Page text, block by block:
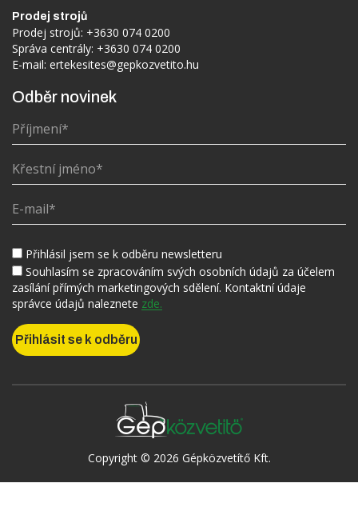
Prodej strojů
Prodej strojů: +3630 074 0200
Správa centrály: +3630 074 0200
E-mail: ertekesites@gepkozvetito.hu
Odběr novinek
Přihlásil jsem se k odběru newsletteru
Souhlasím se zpracováním svých osobních údajů za účelem
zasílání přímých marketingových sdělení. Kontaktní údaje
správce údajů naleznete zde.
Copyright © 2026 Gépközvetítő Kft.